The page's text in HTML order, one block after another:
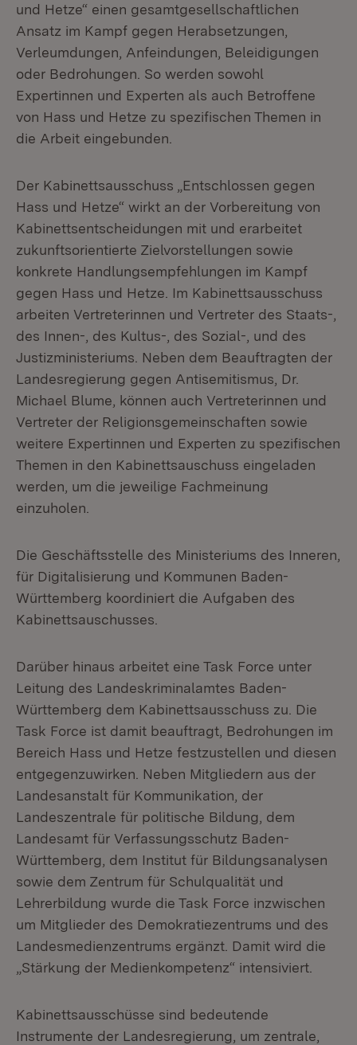
und Hetze“ einen gesamtgesellschaftlichen
Ansatz im Kampf gegen Herabsetzungen,
Verleumdungen, Anfeindungen, Beleidigungen
oder Bedrohungen. So werden sowohl
Expertinnen und Experten als auch Betroffene
von Hass und Hetze zu spezifischen Themen in
die Arbeit eingebunden.
Der Kabinettsausschuss „Entschlossen gegen
Hass und Hetze“ wirkt an der Vorbereitung von
Kabinettsentscheidungen mit und erarbeitet
zukunftsorientierte Zielvorstellungen sowie
konkrete Handlungsempfehlungen im Kampf
gegen Hass und Hetze. Im Kabinettsausschuss
arbeiten Vertreterinnen und Vertreter des Staats-,
des Innen-, des Kultus-, des Sozial-, und des
Justizministeriums. Neben dem Beauftragten der
Landesregierung gegen Antisemitismus, Dr.
Michael Blume, können auch Vertreterinnen und
Vertreter der Religionsgemeinschaften sowie
weitere Expertinnen und Experten zu spezifischen
Themen in den Kabinettsauschuss eingeladen
werden, um die jeweilige Fachmeinung
einzuholen.
Die Geschäftsstelle des Ministeriums des Inneren,
für Digitalisierung und Kommunen Baden-
Württemberg koordiniert die Aufgaben des
Kabinettsauschusses.
Darüber hinaus arbeitet eine Task Force unter
Leitung des Landeskriminalamtes Baden-
Württemberg dem Kabinettsausschuss zu. Die
Task Force ist damit beauftragt, Bedrohungen im
Bereich Hass und Hetze festzustellen und diesen
entgegenzuwirken. Neben Mitgliedern aus der
Landesanstalt für Kommunikation, der
Landeszentrale für politische Bildung, dem
Landesamt für Verfassungsschutz Baden-
Württemberg, dem Institut für Bildungsanalysen
sowie dem Zentrum für Schulqualität und
Lehrerbildung wurde die Task Force inzwischen
um Mitglieder des Demokratiezentrums und des
Landesmedienzentrums ergänzt. Damit wird die
„Stärkung der Medienkompetenz“ intensiviert.
Kabinettsausschüsse sind bedeutende
Instrumente der Landesregierung, um zentrale,